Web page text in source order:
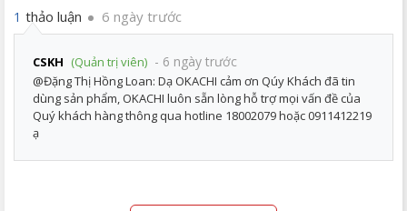
1 thảo luận 6 ngày trước
CSKH (Quản trị viên) - 6 ngày trước
@Đặng Thị Hồng Loan: Dạ OKACHI cảm ơn Qúy Khách đã tin
dùng sản phẩm, OKACHI luôn sẵn lòng hỗ trợ mọi vấn đề của
Quý khách hàng thông qua hotline 18002079 hoặc 0911412219
ạ